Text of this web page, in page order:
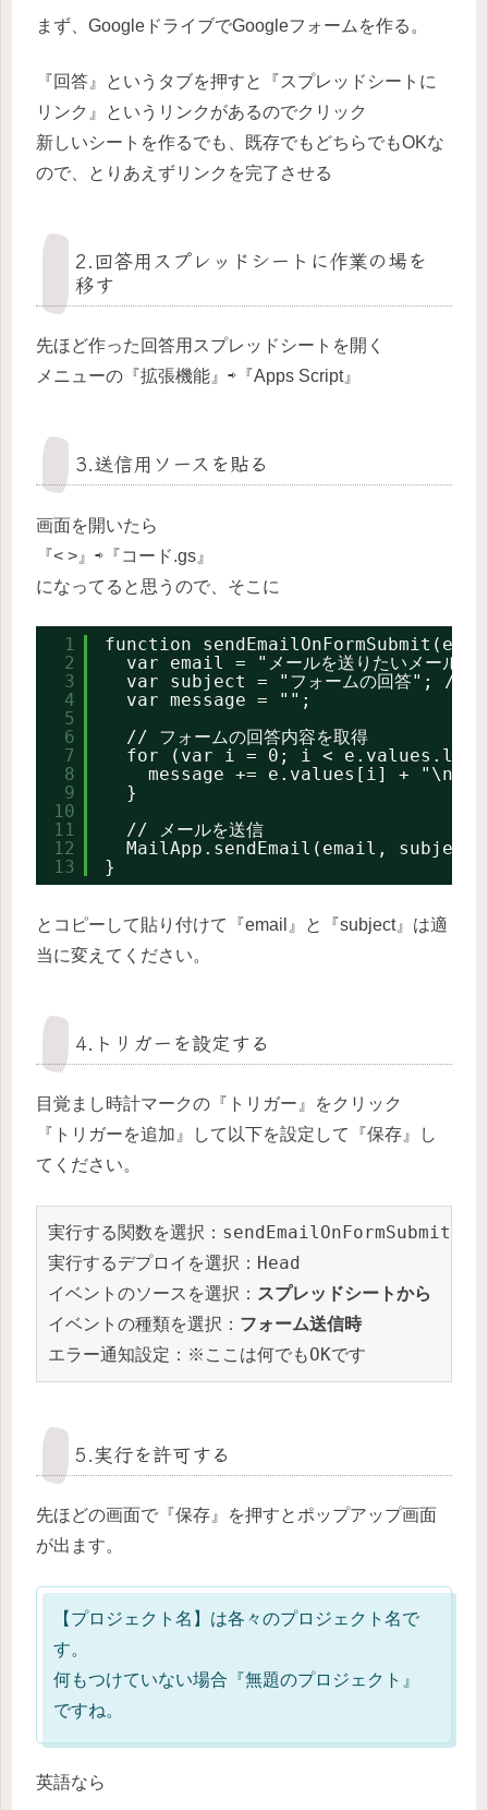
まず、GoogleドライブでGoogleフォームを作る。
『回答』というタブを押すと『スプレッドシートに
リンク』というリンクがあるのでクリック
新しいシートを作るでも、既存でもどちらでもOKな
ので、とりあえずリンクを完了させる
2.回答用スプレッドシートに作業の場を
移す
先ほど作った回答用スプレッドシートを開く
メニューの『拡張機能』⇨『Apps Script』
3.送信用ソースを貼る
画面を開いたら
『< >』⇨『コード.gs』
になってると思うので、そこに
1
2
3
4
5
6
7
8
9
10
11
12
13
function sendEmailOnFormSubmit(e) {
var email = "メールを送りたいメール
var subject = "フォームの回答"; // メ
var message = "";
// フォームの回答内容を取得
for (var i = 0; i <
message += e.values[i] + "\n"; //
}
// メールを送信
MailApp.sendEmail(email, subject,
}
とコピーして貼り付けて『email』と『subject』は適
当に変えてください。
4.トリガーを設定する
目覚まし時計マークの『トリガー』をクリック
『トリガーを追加』して以下を設定して『保存』し
てください。
実行する関数を選択：sendEmailOnFormSubmit
実行するデプロイを選択：Head
イベントのソースを選択： スプレッドシートから
イベントの種類を選択： フォーム送信時
エラー通知設定：※ここは何でもOKです
5.実行を許可する
先ほどの画面で『保存』を押すとポップアップ画面
が出ます。
【プロジェクト名】は各々のプロジェクト名で
す。
何もつけていない場合『無題のプロジェクト』
ですね。
英語なら